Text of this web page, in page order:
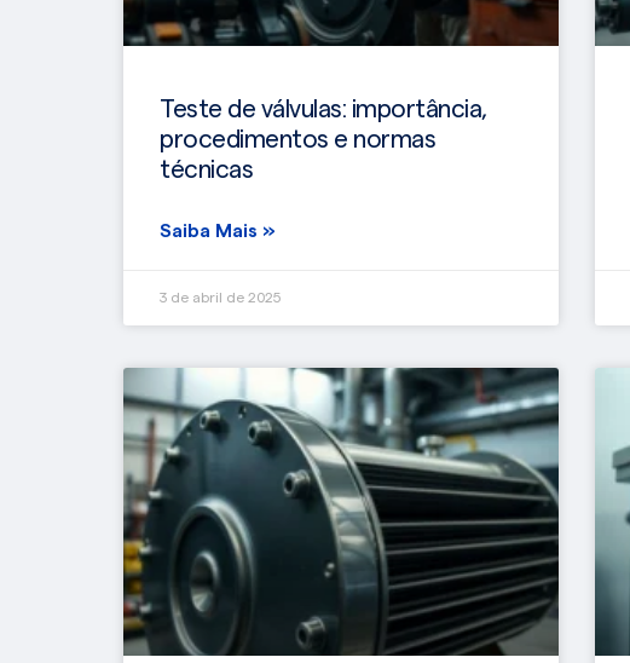
Teste de válvulas: importância,
procedimentos e normas
técnicas
Saiba Mais »
3 de abril de 2025